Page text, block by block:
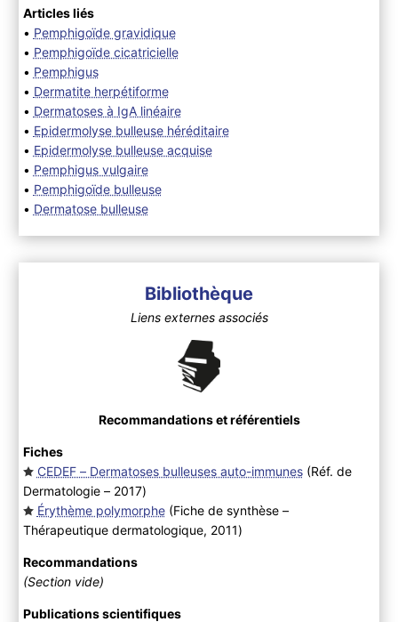
Articles liés
• Pemphigoïde gravidique
• Pemphigoïde cicatricielle
• Pemphigus
• Dermatite herpétiforme
• Dermatoses à IgA linéaire
• Epidermolyse bulleuse héréditaire
• Epidermolyse bulleuse acquise
• Pemphigus vulgaire
• Pemphigoïde bulleuse
• Dermatose bulleuse
Bibliothèque
Liens externes associés
Recommandations et référentiels
Fiches
CEDEF – Dermatoses bulleuses auto-immunes(Réf. de
Dermatologie – 2017)
Érythème polymorphe(Fiche de synthèse –
Thérapeutique dermatologique, 2011)
Recommandations
(Section vide)
Publications scientifiques